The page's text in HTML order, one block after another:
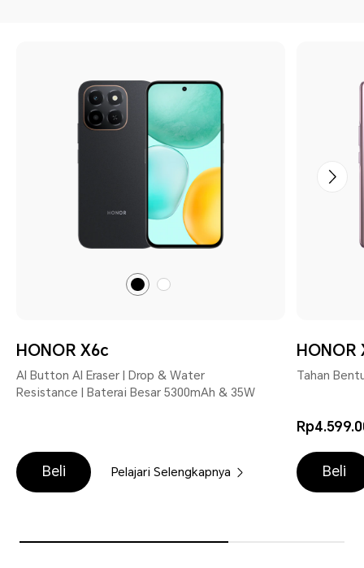
MidnightMoonlight
HONOR X6c
AI Button AI Eraser | Drop & Water
Resistance | Baterai Besar 5300mAh & 35W
Beli Pelajari Selengkapnya
HONOR
Tahan
Beli